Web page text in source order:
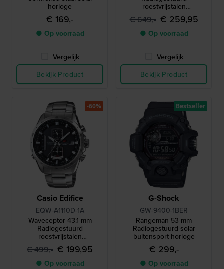
horloge
€ 169,-
● Op voorraad
Vergelijk
Bekijk Product
roestvrijstalen
quartzhorloge op zonne-
energie met 24-
uursindicator
€ 649,- € 259,95
● Op voorraad
Vergelijk
Bekijk Product
Casio Edifice
EQW-A1110D-1A
Waveceptor 43.1 mm
Radiogestuurd
roestvrijstalen
quartzhorloge op zonne-
energie met 24-
uursindicator
€ 499,- € 199,95
● Op voorraad
-60%
G-Shock
GW-9400-1BER
Rangeman 53 mm
Radiogestuurd solar
buitensport horloge
€ 299,-
● Op voorraad
Bestseller